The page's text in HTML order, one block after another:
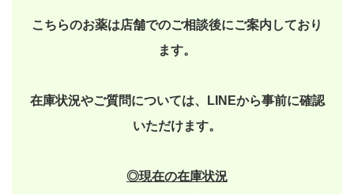
こちらのお薬は店舗でのご相談後にご案内しており
ます。
在庫状況やご質問については、LINEから事前に確認
いただけます。
◎現在の在庫状況